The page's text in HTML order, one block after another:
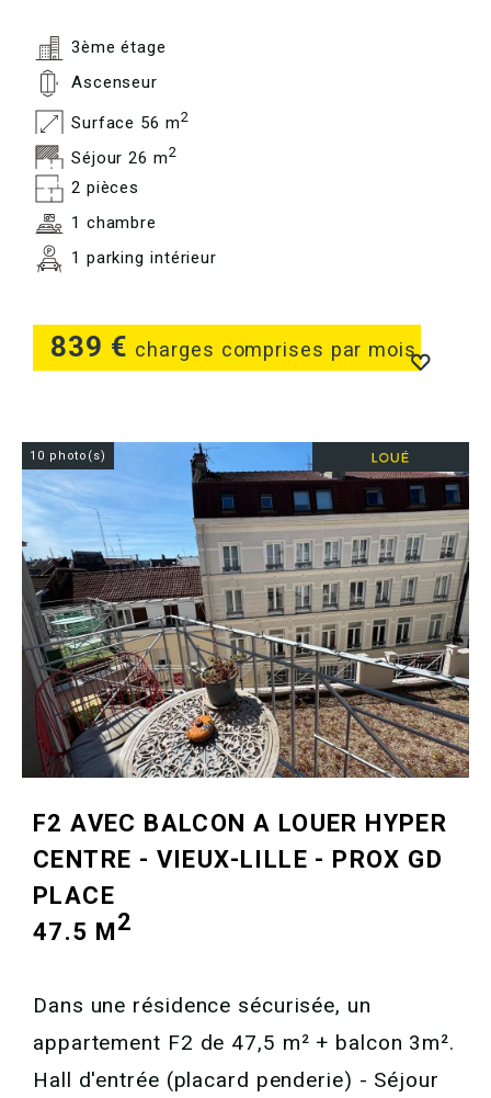
839 € charges comprises par mois
3ème étage
Ascenseur
Surface 56 m2
Séjour 26 m2
2 pièces
1 chambre
1 parking intérieur
10 photo(s)
F2 AVEC BALCON A LOUER HYPER
CENTRE - VIEUX-LILLE - PROX GD
PLACE
47.5 M2
Dans une résidence sécurisée, un
appartement F2 de 47,5 m² + balcon 3m².
Hall d'entrée (placard penderie) - Séjour